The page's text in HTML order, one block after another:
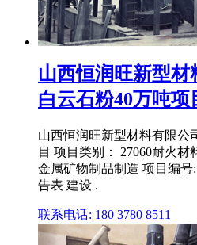
山西恒润旺新型
白云石粉40万吨项
山西恒润旺新型材料有限公
目 项目类别： 27060耐火
金属矿物制品制造 项目编号
告表 建设 .
联系电话: 180 3780 8511